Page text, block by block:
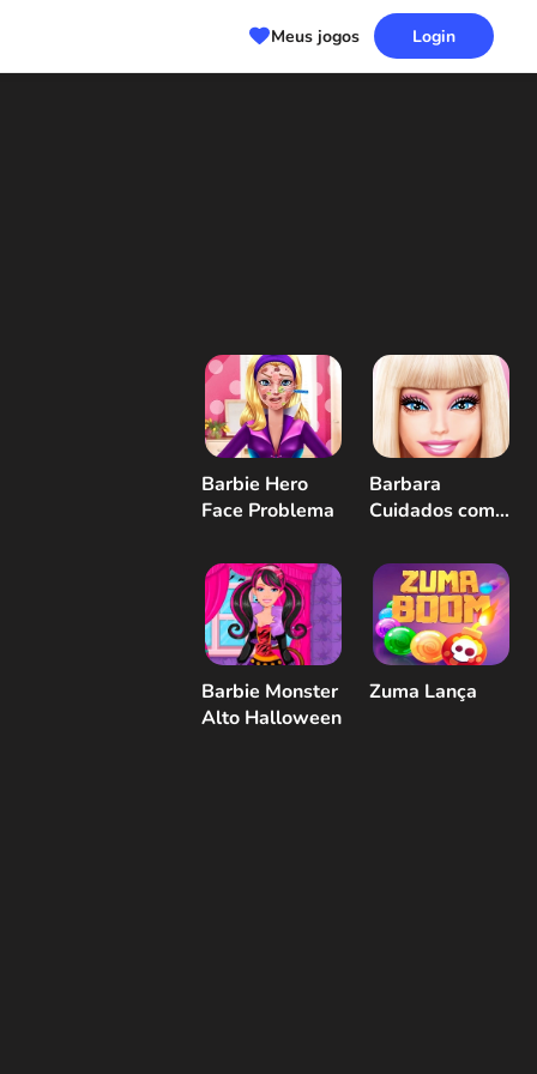
Meus jogos Login
Barbie Hero
Face Problema
Barbara
Cuidados com a
Barbie Monster
Alto Halloween
Zuma Lança